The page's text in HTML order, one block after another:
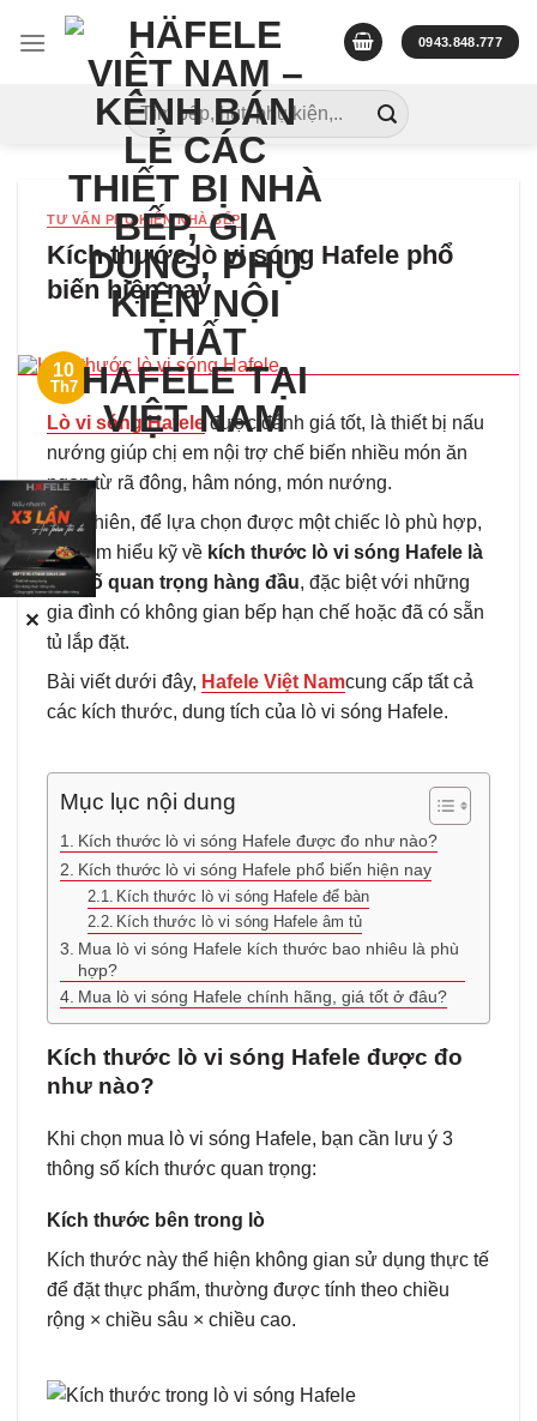
0943.848.777
Tìm
kiếm:
TƯ VẤN PHỤ KIỆN NHÀ BẾP
Kích thước lò vi sóng Hafele phổ
biến hiện nay
10
Th7
Lò vi sóng Hafele được đánh giá tốt, là thiết bị nấu
nướng giúp chị em nội trợ chế biến nhiều món ăn
ngon từ rã đông, hâm nóng, món nướng.
Tuy nhiên, để lựa chọn được một chiếc lò phù hợp,
việc tìm hiểu kỹ về kích thước lò vi sóng Hafele là
yếu tố quan trọng hàng đầu, đặc biệt với những
gia đình có không gian bếp hạn chế hoặc đã có sẵn
tủ lắp đặt.
Bài viết dưới đây, Hafele Việt Namcung cấp tất cả
các kích thước, dung tích của lò vi sóng Hafele.
Mục lục nội dung
Kích thước lò vi sóng Hafele được đo như nào?
Kích thước lò vi sóng Hafele phổ biến hiện nay
Kích thước lò vi sóng Hafele để bàn
Kích thước lò vi sóng Hafele âm tủ
Mua lò vi sóng Hafele kích thước bao nhiêu là phù
hợp?
Mua lò vi sóng Hafele chính hãng, giá tốt ở đâu?
Kích thước lò vi sóng Hafele được đo
như nào?
Khi chọn mua lò vi sóng Hafele, bạn cần lưu ý 3
thông số kích thước quan trọng:
Kích thước bên trong lò
Kích thước này thể hiện không gian sử dụng thực tế
để đặt thực phẩm, thường được tính theo chiều
rộng × chiều sâu × chiều cao.
✕